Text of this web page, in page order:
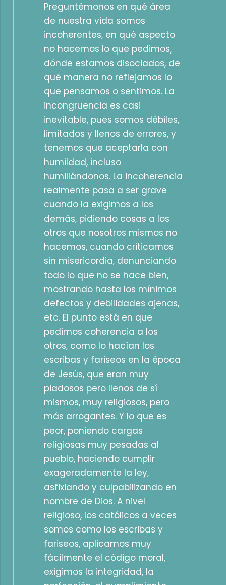
Preguntémonos en qué área
de nuestra vida somos
incoherentes, en qué aspecto
no hacemos lo que pedimos,
dónde estamos disociados, de
qué manera no reflejamos lo
que pensamos o sentimos. La
incongruencia es casi
inevitable, pues somos débiles,
limitados y llenos de errores, y
tenemos que aceptarla con
humildad, incluso
humillándonos. La incoherencia
realmente pasa a ser grave
cuando la exigimos a los
demás, pidiendo cosas a los
otros que nosotros mismos no
hacemos, cuando criticamos
sin misericordia, denunciando
todo lo que no se hace bien,
mostrando hasta los mínimos
defectos y debilidades ajenas,
etc. El punto está en que
pedimos coherencia a los
otros, como lo hacían los
escribas y fariseos en la época
de Jesús, que eran muy
piadosos pero llenos de sí
mismos, muy religiosos, pero
más arrogantes. Y lo que es
peor, poniendo cargas
religiosas muy pesadas al
pueblo, haciendo cumplir
exageradamente la ley,
asfixiando y culpabilizando en
nombre de Dios. A nivel
religioso, los católicos a veces
somos como los escribas y
fariseos, aplicamos muy
fácilmente el código moral,
exigimos la integridad, la